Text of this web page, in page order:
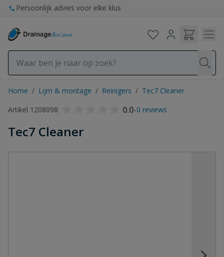
Ga naar de inhoud
Persoonlijk advies voor elke klus
Home / Lijm & montage / Reinigers / Tec7 Cleaner
Artikel 1208098
0.0-0 reviews
Tec7 Cleaner